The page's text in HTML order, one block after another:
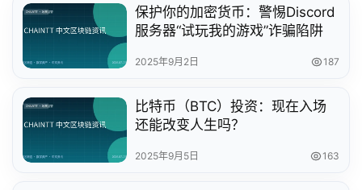
保护你的加密货币：警惕Discord
服务器“试玩我的游戏”诈骗陷阱
2025年9月2日 187
比特币（BTC）投资：现在入场
还能改变人生吗？
2025年9月5日 163